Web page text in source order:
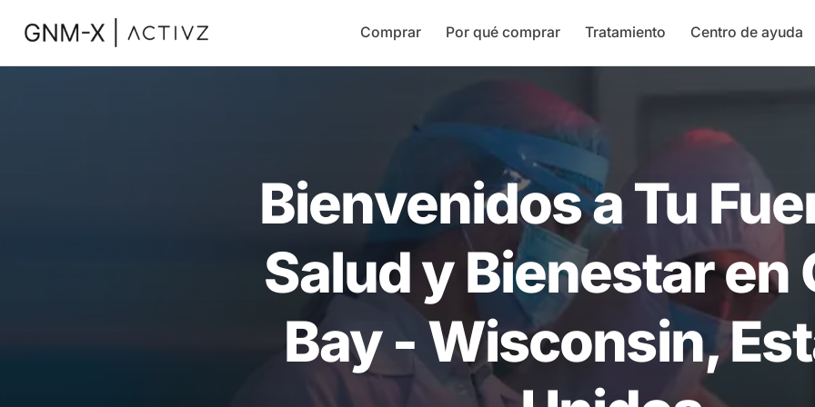
Comprar Por qué comprar Tratamiento Centro de ayuda
Bienvenidos a Tu
Salud y Bienestar en
Bay - Wisconsin,